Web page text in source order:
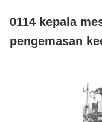
0114 kepala
pengemasan